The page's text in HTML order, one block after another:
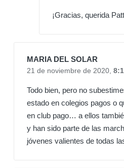
¡Gracias, querida
MARIA DEL SOLAR
21 de noviembre de 2020,
Todo bien, pero no
estado en colegios pagos o
en club pago… a ellos
y han sido parte de las
jóvenes valientes de todas